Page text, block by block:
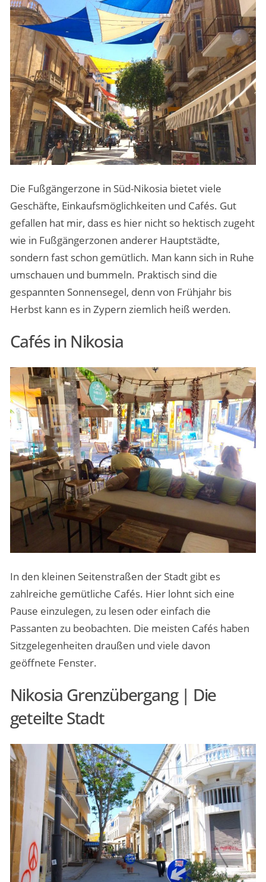
Die Fußgängerzone in Süd-Nikosia bietet viele
Geschäfte, Einkaufsmöglichkeiten und Cafés. Gut
gefallen hat mir, dass es hier nicht so hektisch zugeht
wie in Fußgängerzonen anderer Hauptstädte,
sondern fast schon gemütlich. Man kann sich in Ruhe
umschauen und bummeln. Praktisch sind die
gespannten Sonnensegel, denn von Frühjahr bis
Herbst kann es in Zypern ziemlich heiß werden.
Cafés in Nikosia
In den kleinen Seitenstraßen der Stadt gibt es
zahlreiche gemütliche Cafés. Hier lohnt sich eine
Pause einzulegen, zu lesen oder einfach die
Passanten zu beobachten. Die meisten Cafés haben
Sitzgelegenheiten draußen und viele davon
geöffnete Fenster.
Nikosia Grenzübergang | Die
geteilte Stadt